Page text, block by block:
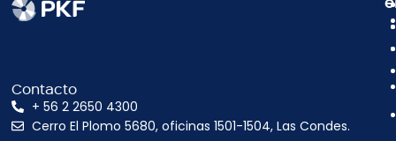
Contacto
+ 56 2 2650 4300
Cerro El Plomo 5680, oficinas 1501-1504, Las Condes.